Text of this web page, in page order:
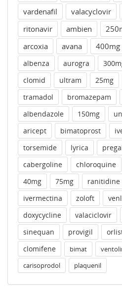
vardenafil
valacyclovir
ritonavir
ambien
arcoxia
avana 400mg
albenza
aurogra
clomid
ultram 25mg
tramadol
bromazepam
albendazole
150mg
aricept
bimatoprost
torsemide
lyrica
cabergoline
chloroquine
40mg
75mg ranitidine
ivermectina
zoloft
doxycycline
valaciclovir
sinequan
provigil
clomifene
bimat
carisoprodol
plaquenil